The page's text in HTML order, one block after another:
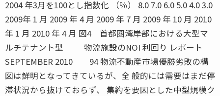
2004 年3月を100とし指数化 （％） 8.0 7.0 6.0 5.0 4.0 3.0
2009年 1 月 2009 年 4 月 2009 年 7 月 2009 年 10 月 2010
年 1 月 2010 年 4 月 図4 首都圏湾岸部における大型マ
ルチテナント型 物流施設のNOI 利回り レポート
SEPTEMBER 2010 94 物流不動産市場優勝劣敗の構
図は鮮明となってきているが、全 般的には需要はまだ停
滞状況から抜けておらず、 集約を要因とした中型規模ク